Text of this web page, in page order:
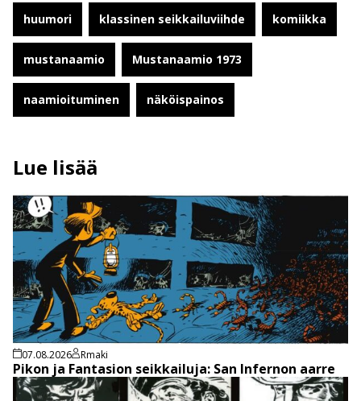
huumori klassinen seikkailuviihde komiikka
mustanaamio Mustanaamio 1973
naamioituminen näköispainos
Lue lisää
07.08.2026 Rmaki
Pikon ja Fantasion seikkailuja: San Infernon aarre